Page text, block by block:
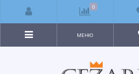
МЕНЮ
0